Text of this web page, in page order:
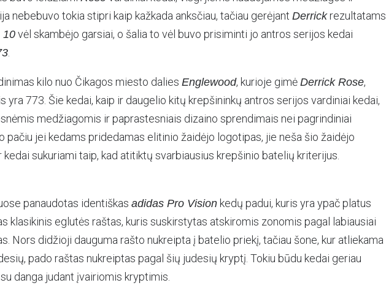
nebebuvo tokia stipri kaip kažkada anksčiau, tačiau gerėjant Derrickrezultatams
10 vėl skambėjo garsiai, o šalia to vėl buvo prisiminti jo antros serijos kedai
kilo nuo Čikagos miesto dalies Englewood, kurioje gimė Derrick Rose,
yra 773. Šie kedai, kaip ir daugelio kitų krepšininkų antros serijos vardiniai kedai,
medžiagomis ir paprastesniais dizaino sprendimais nei pagrindiniai
pačiu jei kedams pridedamas elitinio žaidėjo logotipas, jie neša šio žaidėjo
kedai sukuriami taip, kad atitiktų svarbiausius krepšinio batelių kriterijus.
panaudotas identiškas adidas Pro Vision kedų padui, kuris yra ypač platus
klasikinis eglutės raštas, kuris suskirstytas atskiromis zonomis pagal labiausiai
Nors didžioji dauguma rašto nukreipta į batelio priekį, tačiau šone, kur atliekama
pado raštas nukreiptas pagal šių judesių kryptį. Tokiu būdu kedai geriau
danga judant įvairiomis kryptimis.